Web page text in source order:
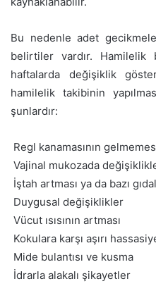
Bu nedenle adet
belirtiler vardır.
haftalarda değişiklik
hamilelik takibinin
şunlardır:
 Regl kanamasının
 Vajinal mukozada
 İştah artması ya da bazı
 Duygusal değişiklikler
 Vücut ısısının artması
 Kokulara karşı aşırı
 Mide bulantısı ve kusma
 İdrarla alakalı şikayetler